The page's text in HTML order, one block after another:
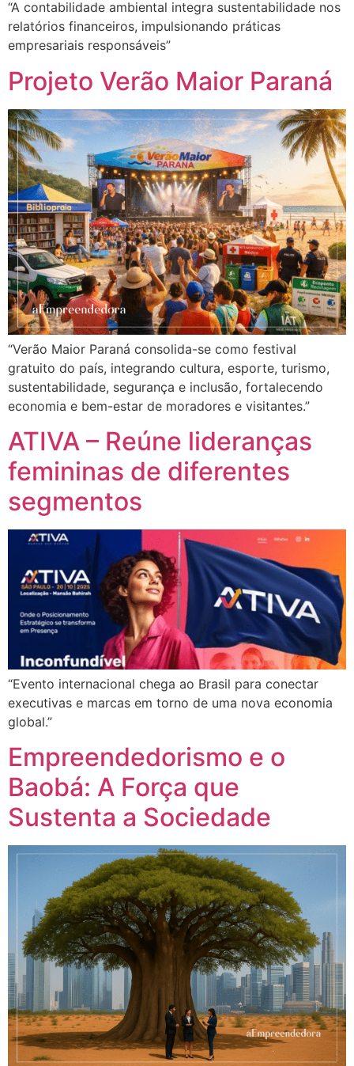
“A contabilidade ambiental integra sustentabilidade nos
relatórios financeiros, impulsionando práticas
empresariais responsáveis”
Projeto Verão Maior Paraná
“Verão Maior Paraná consolida-se como festival
gratuito do país, integrando cultura, esporte, turismo,
sustentabilidade, segurança e inclusão, fortalecendo
economia e bem-estar de moradores e visitantes.”
ATIVA – Reúne lideranças
femininas de diferentes
segmentos
“Evento internacional chega ao Brasil para conectar
executivas e marcas em torno de uma nova economia
global.”
Empreendedorismo e o
Baobá: A Força que
Sustenta a Sociedade